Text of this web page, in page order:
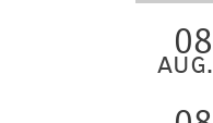
08
aug.